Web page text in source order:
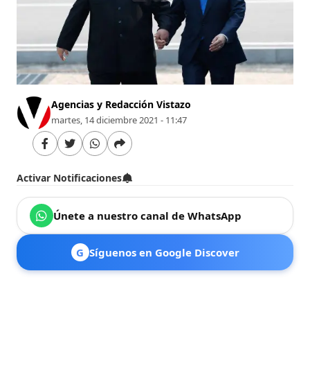
Agencias y Redacción Vistazo
martes, 14 diciembre 2021 - 11:47
Activar Notificaciones
Únete a nuestro canal de WhatsApp
G Síguenos en Google Discover